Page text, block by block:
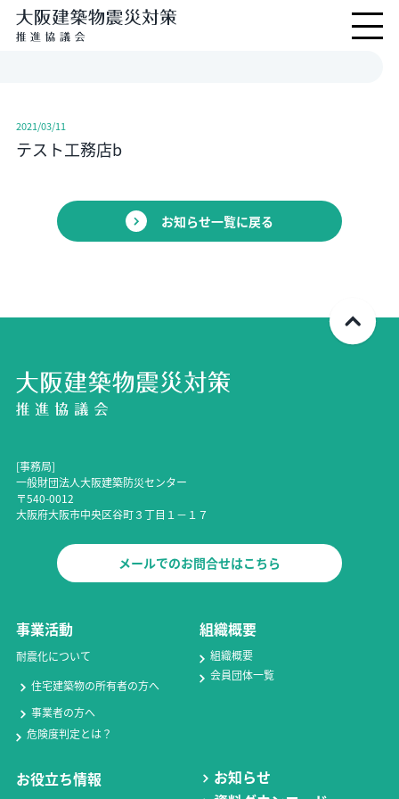
2021/03/11
テスト工務店b
お知らせ一覧に戻る
事業活動
耐震化について
住宅建築物の所有者の方へ
事業者の方へ
危険度判定とは？
組織概要
組織概要
会員団体一覧
お役立ち情報
お知らせ
[事務局]
一般財団法人大阪建築防災センター
〒540-0012
大阪府大阪市中央区谷町３丁目１－１７
メールでのお問合せはこちら